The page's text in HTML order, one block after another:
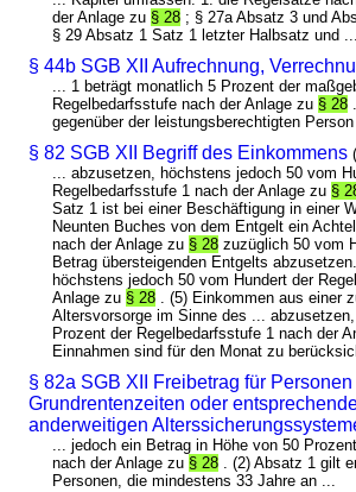
der Anlage zu § 28 ; § 27a Absatz 3 und
§ 29 Absatz 1 Satz 1 letzter Halbsatz und ...
§ 44b SGB XII Aufrechnung,
... 1 beträgt monatlich 5 Prozent der
Regelbedarfsstufe nach der Anlage zu § 28
gegenüber der leistungsberechtigten
§ 82 SGB XII Begriff des Einkommens
... abzusetzen, höchstens jedoch 50 vom
Regelbedarfsstufe 1 nach der Anlage zu §
Satz 1 ist bei einer Beschäftigung in einer
Neunten Buches von dem Entgelt ein
nach der Anlage zu § 28 zuzüglich 50 vom
Betrag übersteigenden Entgelts
höchstens jedoch 50 vom Hundert der
Anlage zu § 28 . (5) Einkommen aus einer
Altersvorsorge im Sinne des ...
Prozent der Regelbedarfsstufe 1 nach der
Einnahmen sind für den Monat zu
§ 82a SGB XII Freibetrag für
Grundrentenzeiten oder
anderweitigen
... jedoch ein Betrag in Höhe von 50
nach der Anlage zu § 28 . (2) Absatz 1 gilt
Personen, die mindestens 33 Jahre an ...